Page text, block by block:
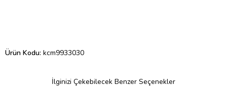
Ürün Kodu: kcm9933030
İlginizi Çekebilecek Benzer Seçenekler